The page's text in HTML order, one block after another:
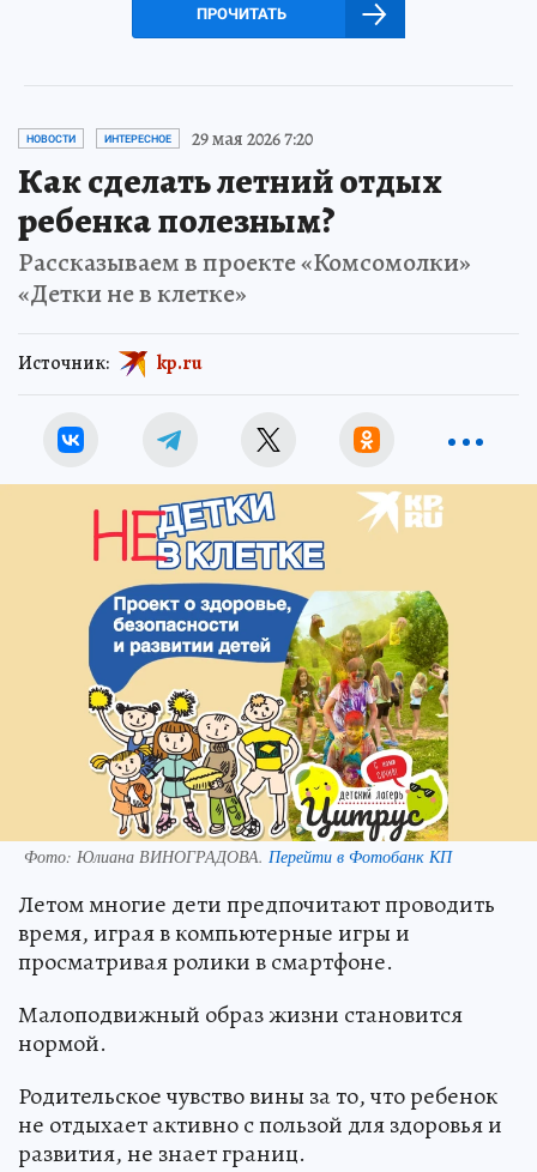
ПРОЧИТАТЬ
НОВОСТИ ИНТЕРЕСНОЕ 29 мая 2026 7:20
Как сделать летний отдых
ребенка полезным?
Рассказываем в проекте «Комсомолки»
«Детки не в клетке»
Источник: kp.ru
Фото: Юлиана ВИНОГРАДОВА. Перейти в Фотобанк КП
Летом многие дети предпочитают проводить
время, играя в компьютерные игры и
просматривая ролики в смартфоне.
Малоподвижный образ жизни становится
нормой.
Родительское чувство вины за то, что ребенок
не отдыхает активно с пользой для здоровья и
развития, не знает границ.